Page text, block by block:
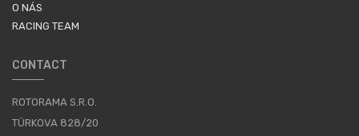
O NÁS
RACING TEAM
CONTACT
ROTORAMA S.R.O.
TÜRKOVA 828/20